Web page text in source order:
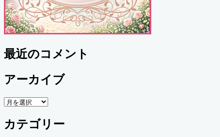
最近のコメント
アーカイブ
ア
カ
イ
カテゴリー